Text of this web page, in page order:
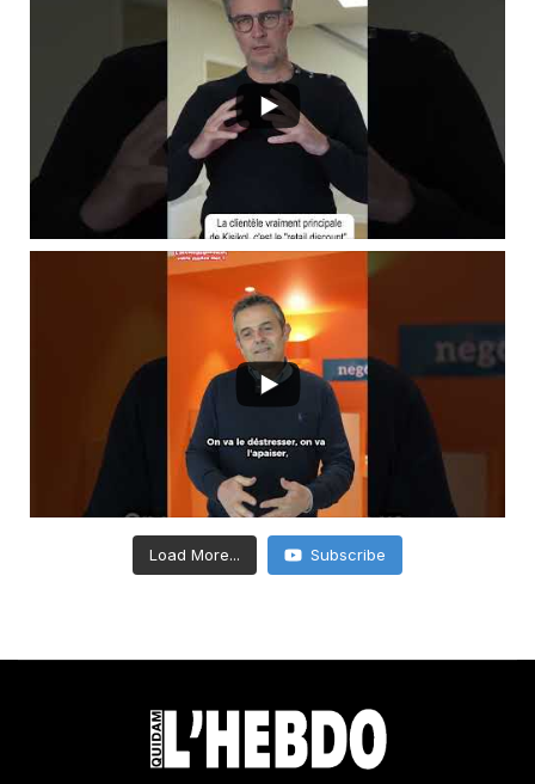
Load More... Subscribe